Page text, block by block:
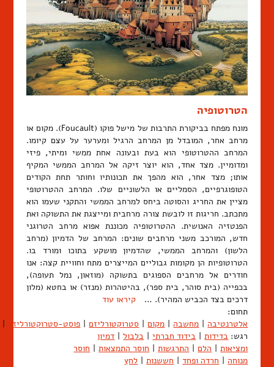
הטרוטופיה
מונח מפתח בביקורת התרבות של מישל פוקו (Foucault). מקום או
מרחב אחר, המובדל מן המרחב הרגיל ומערער על עצם קיומו.
המרחב ההטרוטופי הוא בעת ובעונה אחת ממשי ומיתי, פיזי
ומדומיין. מצד אחד, הוא יוצר זיקה אל המרחב הממשי המקיף
אותו; מצד אחר, הוא מהפך את תכונותיו וחותר תחת הקודים
הטופוגרפיים, הסמליים או הלשוניים שלו. המרחב ההטרוטופי
מציין את החריג והסוטה ביחס למרחב הממשי והתקני שעמו הוא
מתכתב. חריגות זו לובשת צורה מרחבית ומייצגת את התשוקה ואת
הפנטזיה האנושית. ההטרוטופיה מכוננת אפוא מרחב הטרוגני
חדש, המורכב משני מרחבים שונים: המרחב של הדמיון (מרחב
הלשון) והמרחב הממשי, שהדמיון מושקע בתוכו ומורד בו.
הטרוטופיות הן מקומות גבוליים המייצרים מתח וחוויית קצה: אנו
חודרים אל מרחבים הספוגים בתשוקה (מוזאון, נמל תעופה),
בכפייה (בית סוהר, בית ספר), בהיטהרות (מנזר) או בחטא (מלון
דרכים בצד הכביש המהיר). … קיראו עוד
תחום:
אלטרנטיבה | מחשבה | מקום | סטרוקטורליזם | פוסט-סטרוקטורליזם
|
רגש: בדידות | בידוד חברתי | בלבול | דמיון
ומציאות | הלם | התרגשות | חוסר התמצאות | חוסר
מנוחה | חרדה ופחד | חששנות | לחץ